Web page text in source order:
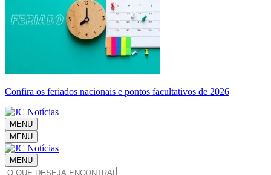
Confira os feriados nacionais e pontos facultativos de 2026
MENU
MENU
MENU